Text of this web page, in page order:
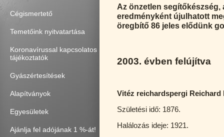
Cégismertető
Temetőink nyitvatartása
Koronavírussal kapcsolatos
tájékoztatók
Gyászértesítések
Alapítványok
Egyesületek
Ajánlja fel adójának 1 %-át!
Az önzetlen
eredményként újulhatott
öregbítő 86 jeles elődünk
2003. évben felújítva
Vitéz reichardspergi Reichard
Születési idő: 1876.
Halálozás ideje: 1921.